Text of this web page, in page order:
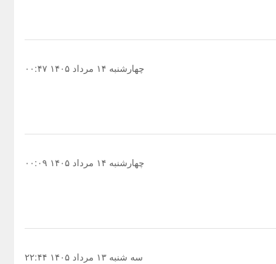
چهارشنبه ۱۴ مرداد ۱۴۰۵ ۰۰:۴۷
چهارشنبه ۱۴ مرداد ۱۴۰۵ ۰۰:۰۹
سه شنبه ۱۳ مرداد ۱۴۰۵ ۲۲:۴۴